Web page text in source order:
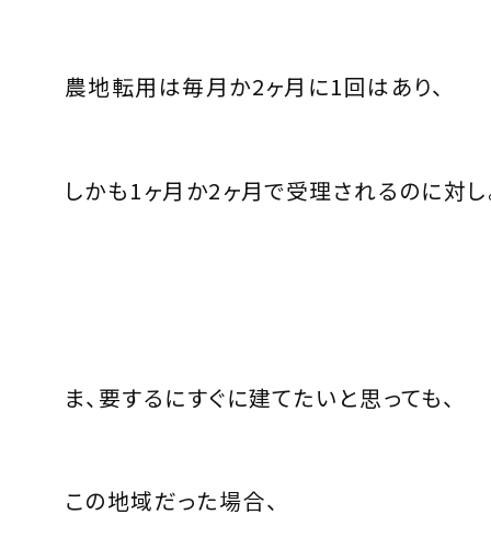
農地転用は毎月か2ヶ月に1回はあり、
しかも1ヶ月か2ヶ月で受理されるのに対し
ま、要するにすぐに建てたいと思っても、
この地域だった場合、